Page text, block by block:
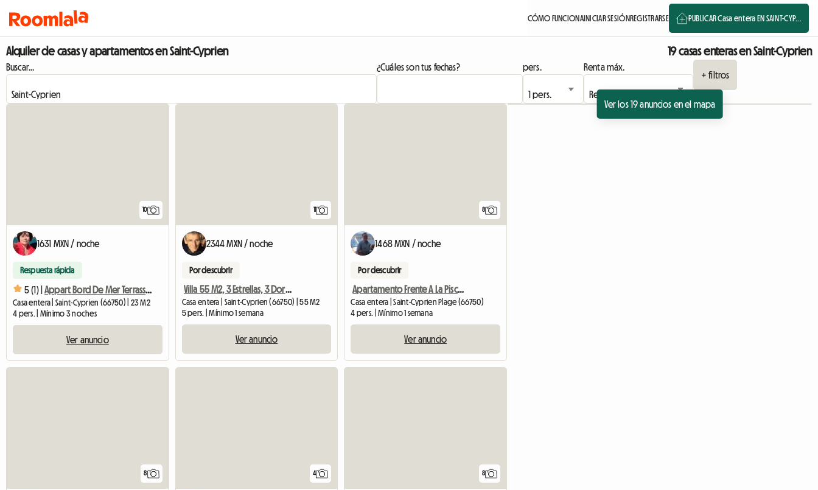
CÓMO FUNCIONAINICIAR SESIÓNREGISTRARSE PUBLICAR Casa entera EN SAINT-CYP...
Alquiler de casas y apartamentos en Saint-Cyprien 19 casas enteras en Saint-Cyprien
Buscar... ¿Cuáles son tus fechas? pers.
Renta máx.
+ filtros
Ver los 19 anuncios en el mapa
10
1631 MXN / noche
Respuesta rápida
5 (1) | Appart Bord De Mer Terrasse Vue Marina Clim Révers Wifi
Casa entera | Saint-Cyprien (66750) | 23 M2
4 pers. | Mínimo 3 noches
Ver anuncio
11
2344 MXN / noche
Por descubrir
Villa 55 M2, 3 Estrellas, 3 Dormitorios, Piscina Comunitaria, Mar 50 M
Casa entera | Saint-Cyprien (66750) | 55 M2
5 pers. | Mínimo 1 semana
Ver anuncio
8
1468 MXN / noche
Por descubrir
Apartamento Frente A La Piscina
Casa entera | Saint-Cyprien Plage (66750)
4 pers. | Mínimo 1 semana
Ver anuncio
8 4 8